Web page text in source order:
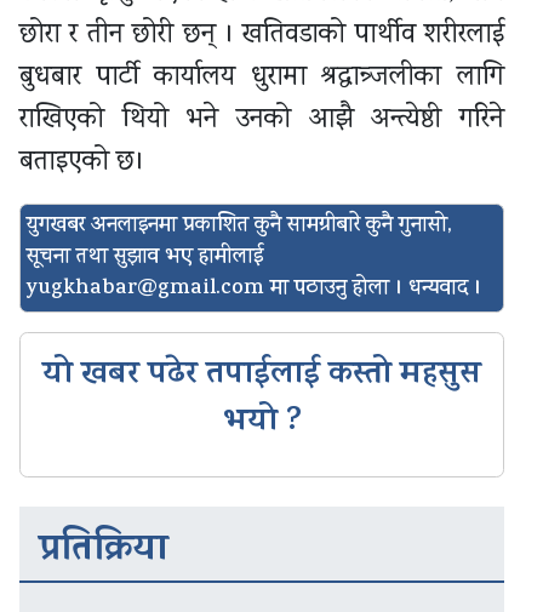
छोरा र तीन छोरी छन् । खतिवडाको पार्थीव शरीरलाई
बुधबार पार्टी कार्यालय धुरामा श्रद्धान्र्जलीका लागि
राखिएको थियो भने उनको आझै अन्त्येष्ठी गरिने
बताइएको छ।
युगखबर अनलाइनमा प्रकाशित कुनै सामग्रीबारे कुनै गुनासो,
सूचना तथा सुझाव भए हामीलाई
yugkhabar@gmail.comमा पठाउनु होला । धन्यवाद ।
यो खबर पढेर तपाईलाई कस्तो महसुस
भयो ?
प्रतिक्रिया